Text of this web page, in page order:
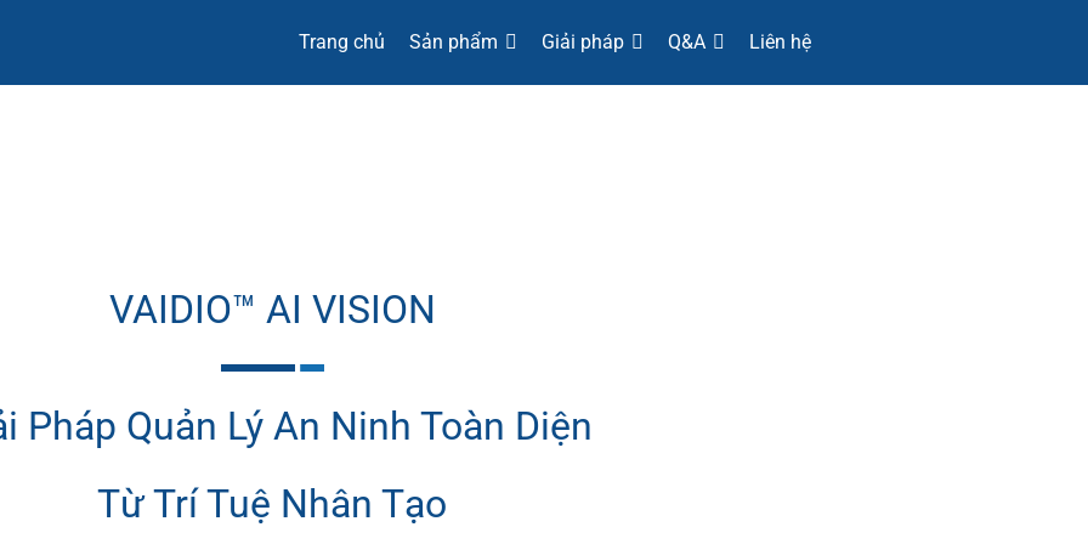
Trang chủ Sản phẩm Giải pháp Q&A Liên hệ
VAIDIO™ AI VISION
Pháp Quản Lý An Ninh Toàn Diện
Từ Trí Tuệ Nhân Tạo